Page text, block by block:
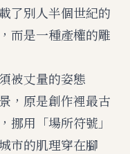
了別人半個世紀的
而是一種產權的雕
被丈量的姿態
，原是創作裡最古
挪用「場所符號」
市的肌理穿在腳